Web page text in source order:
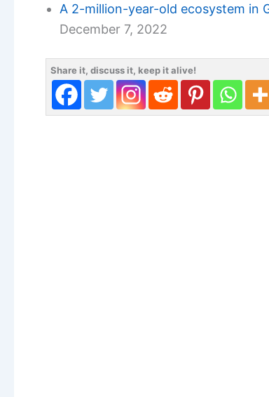
A 2-million-year-old ecosystem in
December 7, 2022
Share it, discuss it, keep it alive!